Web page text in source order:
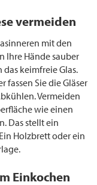
vermeiden
mit den
Ihre Hände sauber
keimfreie Glas.
fassen Sie die Gläser
Vermeiden
wie einen
Das stellt ein
Holzbrett oder ein
Einkochen